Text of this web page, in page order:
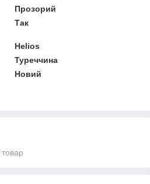
Прозорий
Так
Helios
Туреччина
Новий